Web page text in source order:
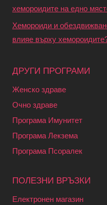
хемороидите на едно
Хемороиди и
влияе върху
ДРУГИ ПРОГРАМИ
Женско здраве
Очно здраве
Програма Имунитет
Програма Лекзема
Програма Псоралек
ПОЛЕЗНИ ВРЪЗКИ
Електронен магазин